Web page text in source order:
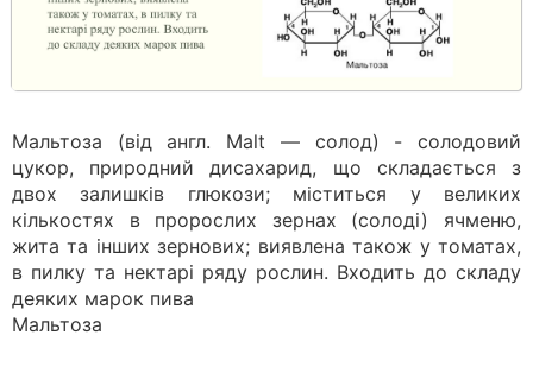
Мальтоза (від англ. Malt — солод) - солодовий
цукор, природний дисахарид, що складається з
двох залишків глюкози; міститься у великих
кількостях в пророслих зернах (солоді) ячменю,
жита та інших зернових; виявлена також у томатах,
в пилку та нектарі ряду рослин. Входить до складу
деяких марок пива
Мальтоза